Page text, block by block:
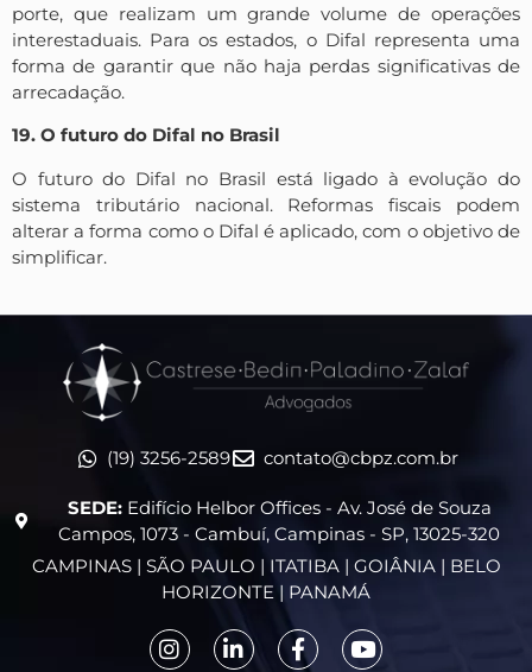
porte, que realizam um grande volume de operações
interestaduais. Para os estados, o Difal representa uma
forma de garantir que não haja perdas significativas de
arrecadação.
19. O futuro do Difal no Brasil
O futuro do Difal no Brasil está ligado à evolução do
sistema tributário nacional. Reformas fiscais podem
alterar a forma como o Difal é aplicado, com o objetivo de
simplificar.
(19) 3256-2589 contato@cbpz.com.br
SEDE: Edifício Helbor Offices - Av. José de Souza
Campos, 1073 - Cambuí, Campinas - SP, 13025-320
CAMPINAS | SÃO PAULO | ITATIBA | GOIÂNIA | BELO
HORIZONTE | PANAMÁ